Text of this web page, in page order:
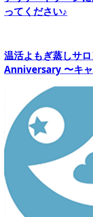
ってください♪
温活よもぎ蒸しサ
Anniversary 〜キ